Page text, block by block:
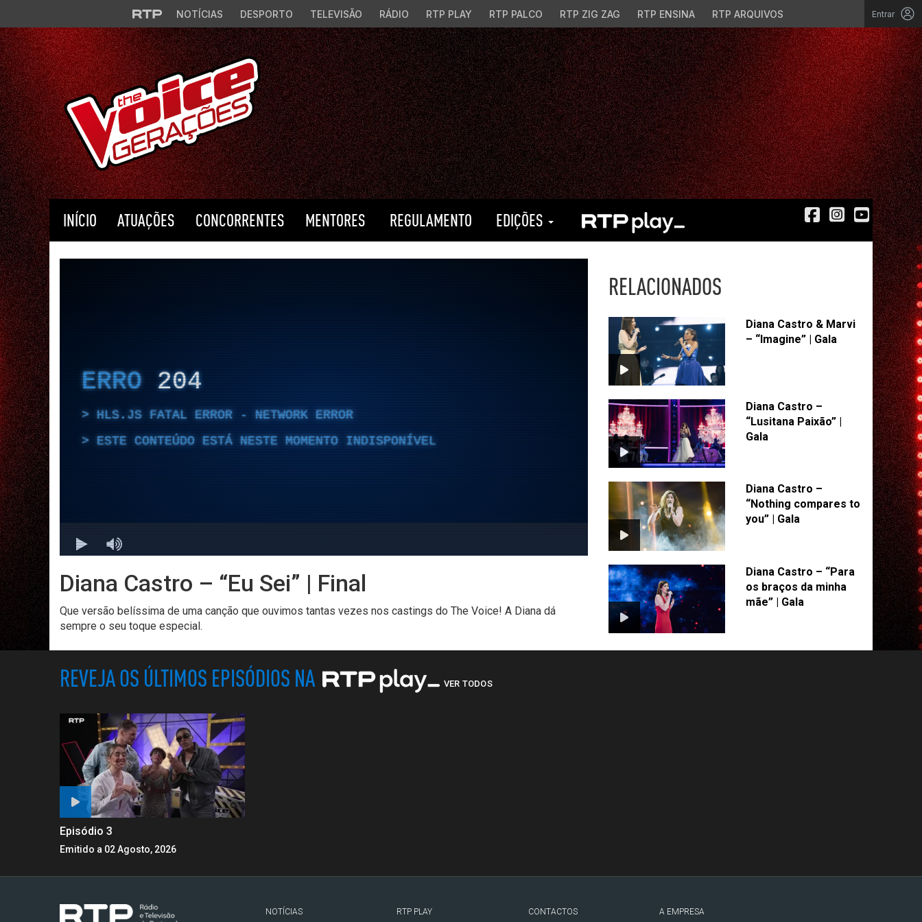
Saltar para o conteúdo principal
NOTÍCIAS DESPORTO TELEVISÃO RÁDIO RTP PLAY RTP PALCO RTP ZIG ZAG RTP ENSINA RTP ARQUIVOS Entrar
INÍCIO ATUAÇÕES CONCORRENTES MENTORES REGULAMENTO EDIÇÕES
Diana Castro – “Eu Sei” | Final
Que versão belíssima de uma canção que ouvimos tantas vezes nos castings do The Voice! A Diana dá
sempre o seu toque especial.
RELACIONADOS
Diana Castro & Marvi
– “Imagine” | Gala
Diana Castro –
“Lusitana Paixão” |
Gala
Diana Castro –
“Nothing compares to
you” | Gala
Diana Castro – “Para
os braços da minha
mãe” | Gala
REVEJA OS ÚLTIMOS EPISÓDIOS NA VER TODOS
Episódio 3
Emitido a 02 Agosto, 2026
NOTÍCIAS
RTP PLAY
CONTACTOS
A EMPRESA